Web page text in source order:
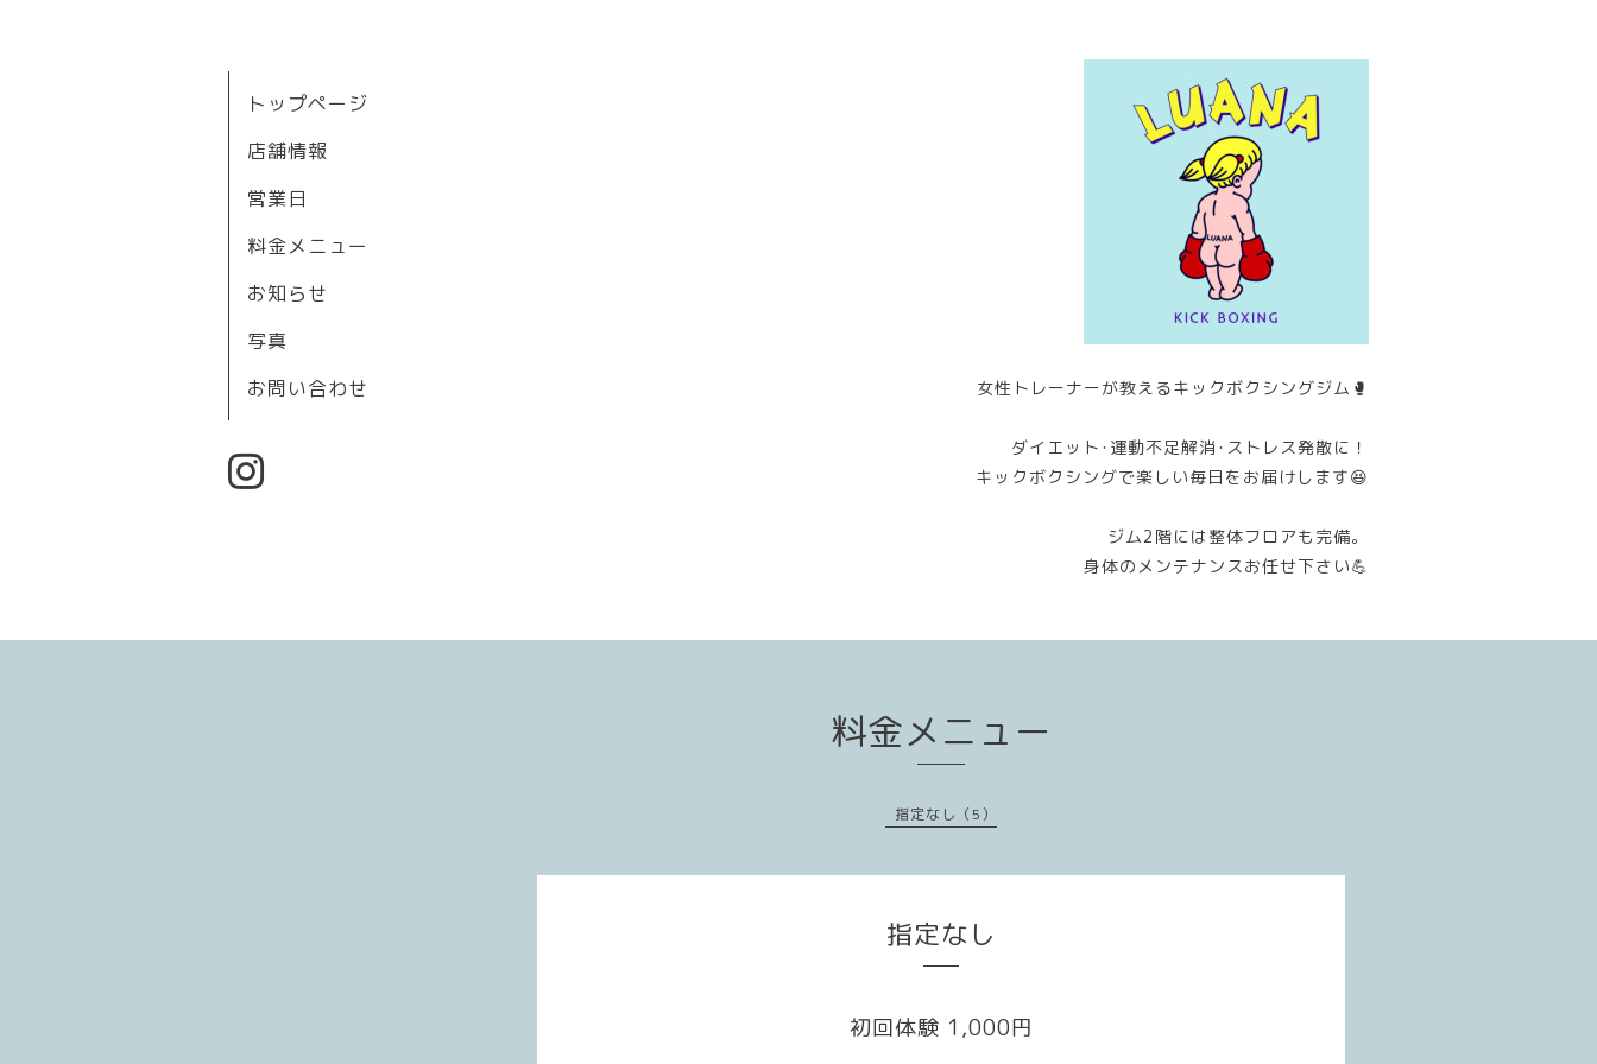
女性トレーナーが教えるキックボクシングジム🥊
ダイエット･運動不足解消･ストレス発散に！
キックボクシングで楽しい毎日をお届けします😆
ジム2階には整体フロアも完備。
身体のメンテナンスお任せ下さい💪
トップページ
店舗情報
営業日
料金メニュー
お知らせ
写真
お問い合わせ
料金メニュー
指定なし（5）
指定なし
初回体験 1,000円